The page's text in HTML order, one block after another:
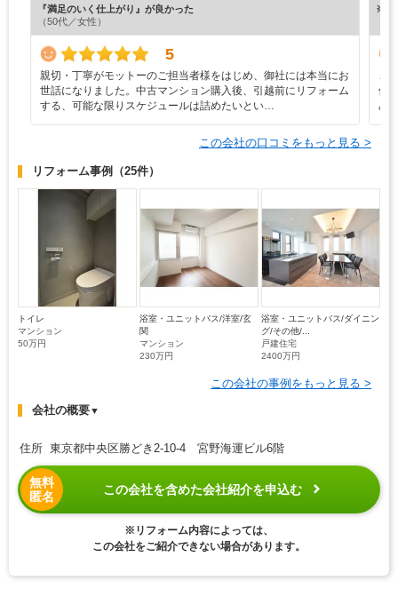
『満足のいく仕上がり』が良かった
（50代／女性）
5
親切・丁寧がモットーのご担当者様をはじめ、御社には本当にお
世話になりました。中古マンション購入後、引越前にリフォーム
する、可能な限りスケジュールは詰めたいとい…
※ホ
こ
僚
み
この会社の口コミをもっと見る >
リフォーム事例 （25件）
トイレ
マンション
50万円
浴室・ユニットバス/洋室/玄
関
マンション
230万円
浴室・ユニットバス/ダイニン
グ/その他/...
戸建住宅
2400万円
この会社の事例をもっと見る >
会社の概要▼
住所 東京都中央区勝どき2-10-4 宮野海運ビル6階
無料
匿名
この会社を含めた会社紹介を申込む
※リフォーム内容によっては、
この会社をご紹介できない場合があります。